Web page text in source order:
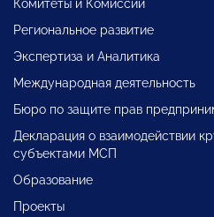
Комитеты и Комиссии
Региональное развитие
Экспертиза и Аналитика
Международная деятельность
Бюро по защите прав
Декларация о взаимодействии
субъектами МСП
Образование
Проекты